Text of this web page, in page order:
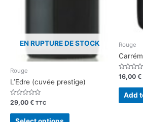
EN RUPTURE DE STOCK
Rouge
L’Edre (cuvée prestige)
Rated
0
out
29,00 € TTC
Rouge
Rated
0
out
16,00 €
Add